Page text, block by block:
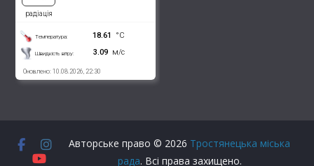
Авторське право © 2026 Тростянецька міська
рада. Всі права захищено.